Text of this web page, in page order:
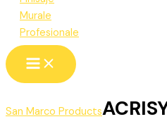
San Marco Products